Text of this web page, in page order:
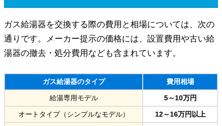
ガス給湯器を交換する際の費用と相場については、次の
通りです。メーカー提示の価格には、設置費用や古い給
湯器の撤去・処分費用なども含まれています。
ガス給湯器のタイプ 費用相場
給湯専用モデル 5～10万円
オートタイプ（シンプルなモデル） 12～16万円以上